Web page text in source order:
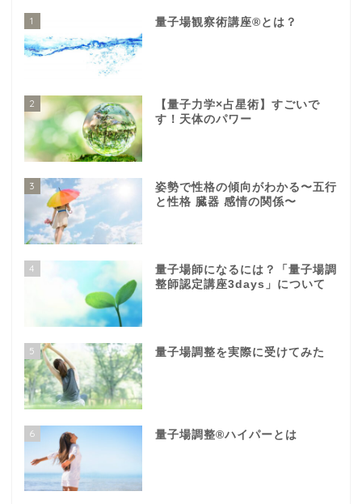
1 量子場観察術講座®️とは？
2
【量子力学×占星術】すごいで
す！天体のパワー
3
姿勢で性格の傾向がわかる〜五行
と性格 臓器 感情の関係〜
4
量子場師になるには？「量子場調
整師認定講座3days」について
5 量子場調整を実際に受けてみた
6 量子場調整®️ハイパーとは